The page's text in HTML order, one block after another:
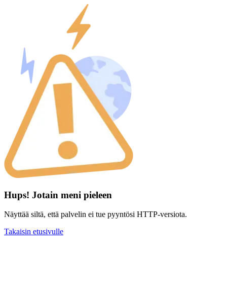
Hups! Jotain meni pieleen
Näyttää siltä, että palvelin ei tue pyyntösi HTTP-versiota.
Takaisin etusivulle